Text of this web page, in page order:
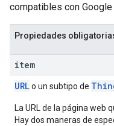
compatibles con
Propiedades
item
URLo un subtipo de
La URL de la página web
Hay dos maneras de